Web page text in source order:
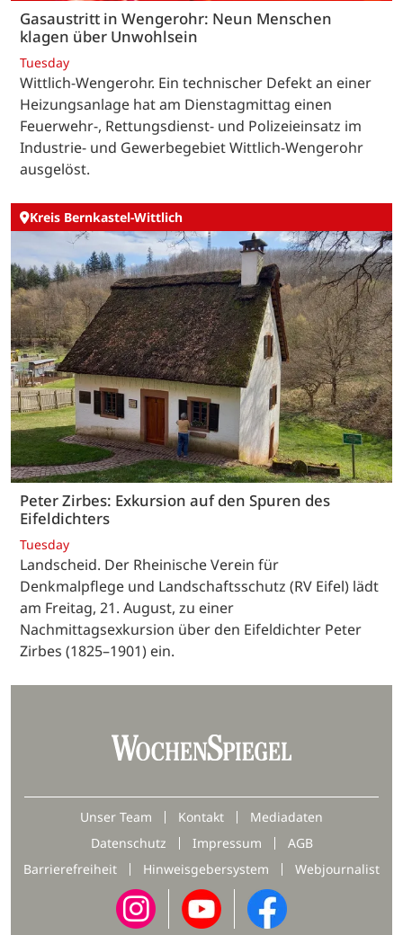
Gasaustritt in Wengerohr: Neun Menschen
klagen über Unwohlsein
Tuesday
Wittlich-Wengerohr. Ein technischer Defekt an einer
Heizungsanlage hat am Dienstagmittag einen
Feuerwehr-, Rettungsdienst- und Polizeieinsatz im
Industrie- und Gewerbegebiet Wittlich-Wengerohr
ausgelöst.
Kreis Bernkastel-Wittlich
Peter Zirbes: Exkursion auf den Spuren des
Eifeldichters
Tuesday
Landscheid. Der Rheinische Verein für
Denkmalpflege und Landschaftsschutz (RV Eifel) lädt
am Freitag, 21. August, zu einer
Nachmittagsexkursion über den Eifeldichter Peter
Zirbes (1825–1901) ein.
Unser Team Kontakt
Mediadaten
Datenschutz
Impressum
AGB
Barrierefreiheit
Hinweisgebersystem Webjournalist